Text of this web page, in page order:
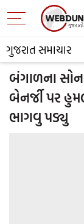
ગુજરાત સમાચાર
બંગાળના
બેનર્જી પર
ભાગવુ પડ્યુ